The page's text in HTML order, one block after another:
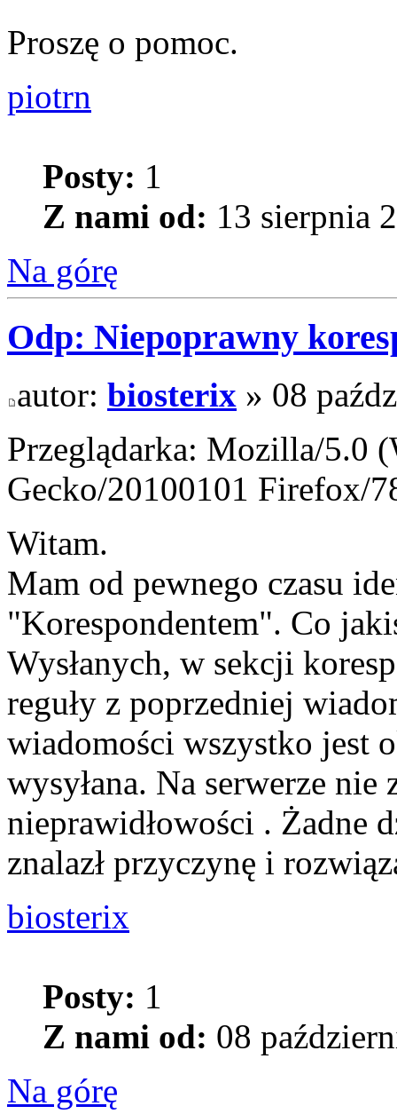
Proszę o pomoc.
piotrn
Posty: 1
Z nami od: 13 sierpnia
Na górę
Odp: Niepoprawny
autor: biosterix » 08
Przeglądarka: Mozilla/5.0
Gecko/20100101 Firefox/
Witam.
Mam od pewnego czasu
"Korespondentem". Co
Wysłanych, w sekcji
reguły z poprzedniej
wiadomości wszystko jest
wysyłana. Na serwerze nie
nieprawidłowości . Żadne
znalazł przyczynę i
biosterix
Posty: 1
Z nami od: 08
Na górę